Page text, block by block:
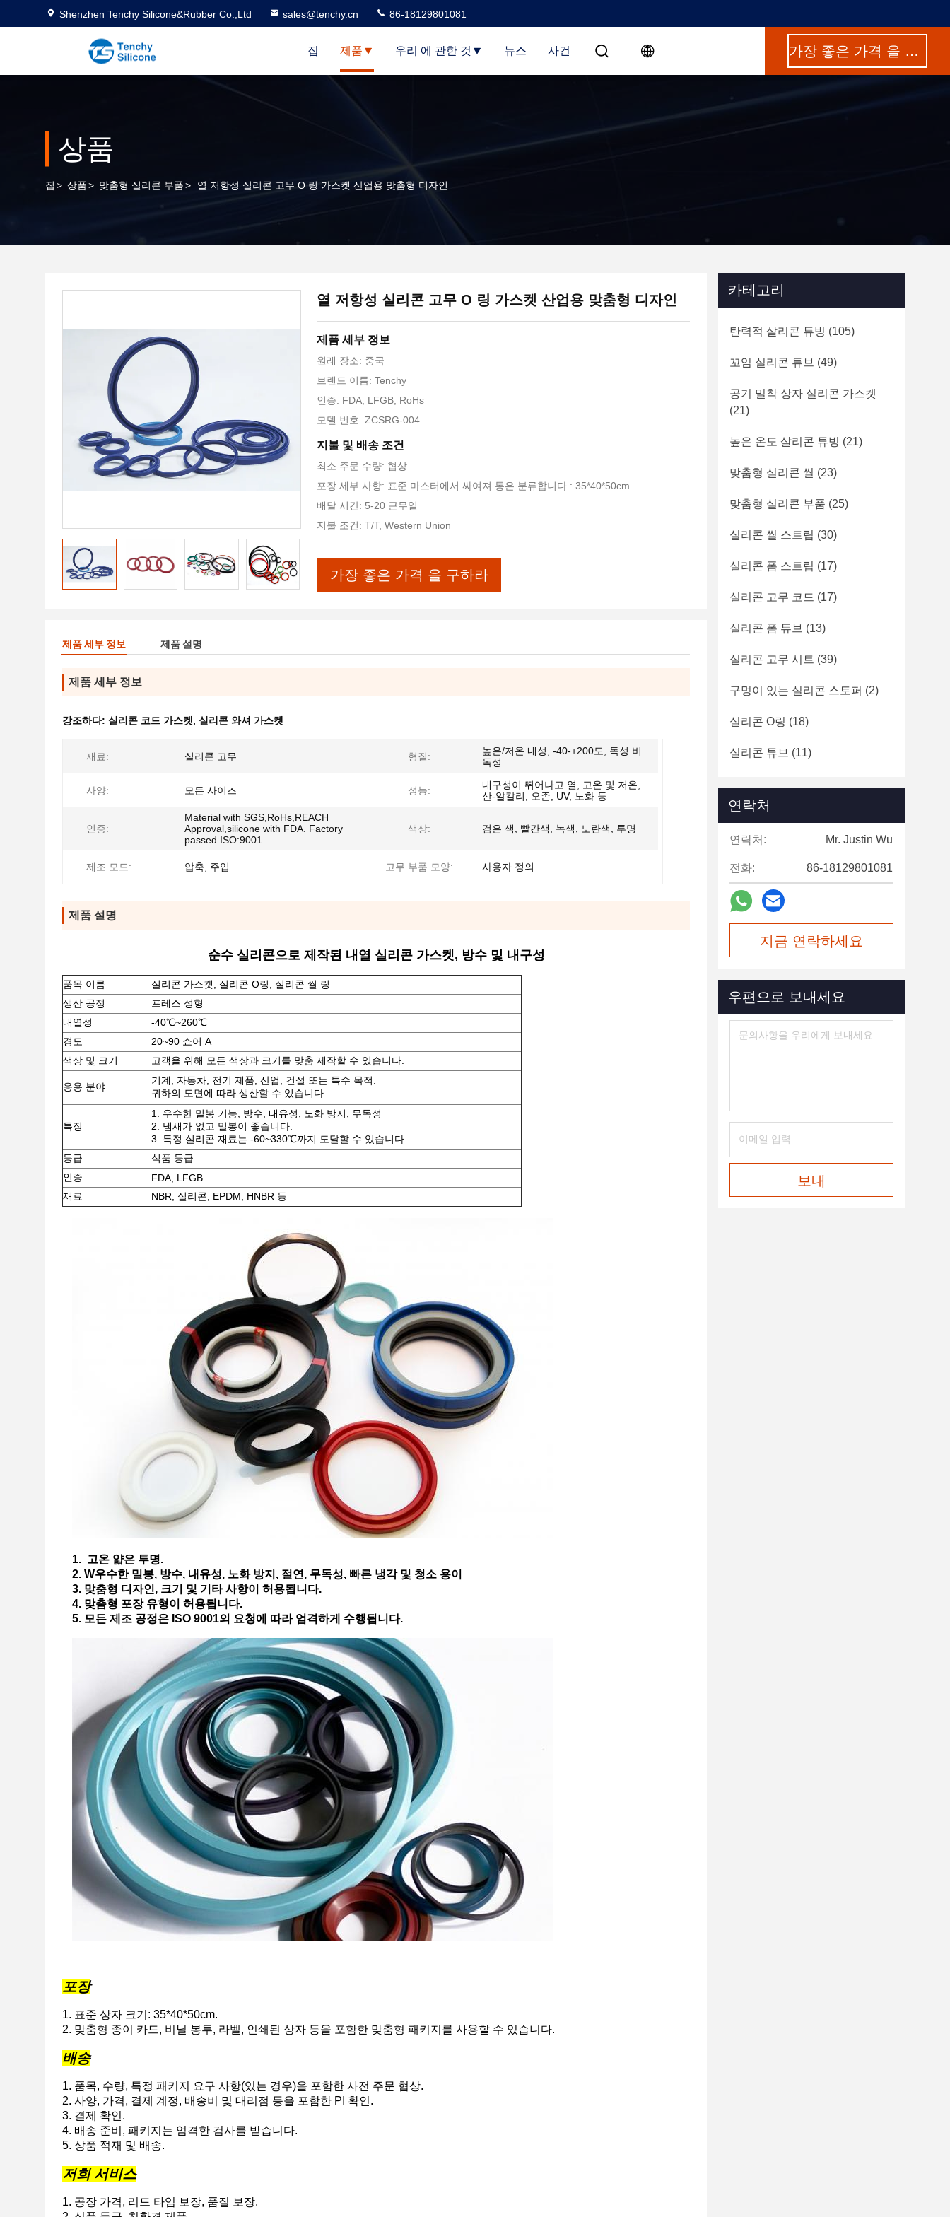
Shenzhen Tenchy Silicone&Rubber Co.,Ltd sales@tenchy.cn 86-18129801081
집 제품 우리 에 관한 것 뉴스 사건 가장 좋은 가격 을 구하라
상품
집 > 상품> 맞춤형 실리콘 부품> 열 저항성 실리콘 고무 O 링 가스켓 산업용 맞춤형 디자인
열 저항성 실리콘 고무 O 링 가스켓 산업용 맞춤형 디자인
제품 세부 정보
원래 장소: 중국
브랜드 이름: Tenchy
인증: FDA, LFGB, RoHs
모델 번호: ZCSRG-004
지불 및 배송 조건
최소 주문 수량: 협상
포장 세부 사항: 표준 마스터에서 싸여져 통은 분류합니다 : 35*40*50cm
배달 시간: 5-20 근무일
지불 조건: T/T, Western Union
가장 좋은 가격 을 구하라
제품 세부 정보 제품 설명
제품 세부 정보
강조하다: 실리콘 코드 가스켓, 실리콘 와셔 가스켓
재료: 실리콘 고무 형질:
높은/저온 내성, -40-+200도, 독성 비
독성
사양: 모든 사이즈 성능:
내구성이 뛰어나고 열, 고온 및 저온,
산-알칼리, 오존, UV, 노화 등
인증:
Material with SGS,RoHs,REACH
Approval,silicone with FDA. Factory
passed ISO:9001
색상: 검은 색, 빨간색, 녹색, 노란색, 투명
제조 모드: 압축, 주입 고무 부품 모양: 사용자 정의
제품 설명
순수 실리콘으로 제작된 내열 실리콘 가스켓, 방수 및 내구성
품목 이름
실리콘 가스켓, 실리콘 O링, 실리콘 씰 링
생산 공정
프레스 성형
내열성
-40℃~260℃
경도
20~90 쇼어 A
색상 및 크기
고객을 위해 모든 색상과 크기를 맞춤 제작할 수 있습니다.
응용 분야
기계, 자동차, 전기 제품, 산업, 건설 또는 특수 목적.
귀하의 도면에 따라 생산할 수 있습니다.
특징
1. 우수한 밀봉 기능, 방수, 내유성, 노화 방지, 무독성
2. 냄새가 없고 밀봉이 좋습니다.
3. 특정 실리콘 재료는 -60~330℃까지 도달할 수 있습니다.
등급
식품 등급
인증
FDA, LFGB
재료
NBR, 실리콘, EPDM, HNBR 등
1. 고온 얇은 투명.
2. W우수한 밀봉, 방수, 내유성, 노화 방지, 절연, 무독성, 빠른 냉각 및 청소 용이
3. 맞춤형 디자인, 크기 및 기타 사항이 허용됩니다.
4. 맞춤형 포장 유형이 허용됩니다.
5. 모든 제조 공정은 ISO 9001의 요청에 따라 엄격하게 수행됩니다.
포장
1. 표준 상자 크기: 35*40*50cm.
2. 맞춤형 종이 카드, 비닐 봉투, 라벨, 인쇄된 상자 등을 포함한 맞춤형 패키지를 사용할 수 있습니다.
배송
1. 품목, 수량, 특정 패키지 요구 사항(있는 경우)을 포함한 사전 주문 협상.
2. 사양, 가격, 결제 계정, 배송비 및 대리점 등을 포함한 PI 확인.
3. 결제 확인.
4. 배송 준비, 패키지는 엄격한 검사를 받습니다.
5. 상품 적재 및 배송.
저희 서비스
1. 공장 가격, 리드 타임 보장, 품질 보장.
카테고리
탄력적 살리콘 튜빙 (105)
꼬임 실리콘 튜브 (49)
공기 밀착 상자 실리콘 가스켓
(21)
높은 온도 살리콘 튜빙 (21)
맞춤형 실리콘 씰 (23)
맞춤형 실리콘 부품 (25)
실리콘 씰 스트립 (30)
실리콘 폼 스트립 (17)
실리콘 고무 코드 (17)
실리콘 폼 튜브 (13)
실리콘 고무 시트 (39)
구멍이 있는 실리콘 스토퍼 (2)
실리콘 O링 (18)
실리콘 튜브 (11)
연락처
연락처: Mr. Justin Wu
전화: 86-18129801081
지금 연락하세요
우편으로 보내세요
보내